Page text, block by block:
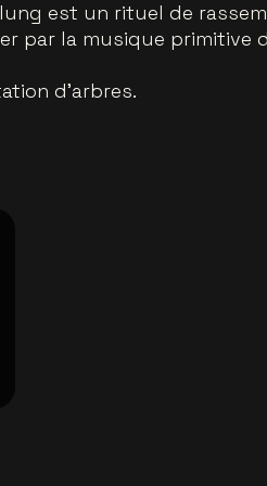
est un rituel de
par la musique primitive
d'arbres.